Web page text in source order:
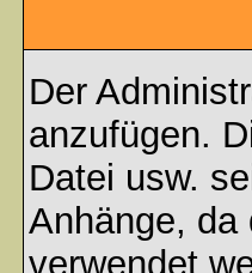
Der
anzufügen.
Datei usw.
Anhänge, da
verwendet